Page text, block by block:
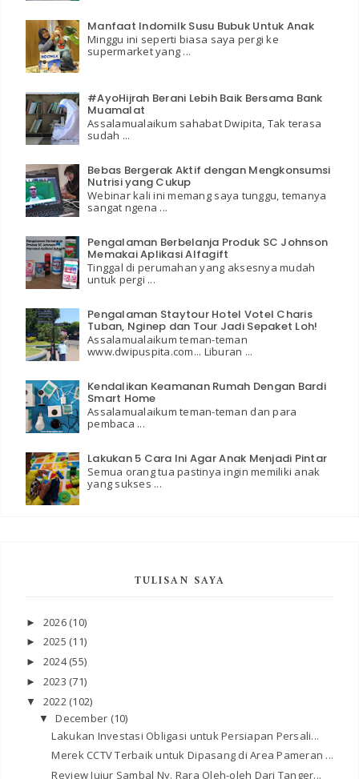
Manfaat Indomilk Susu Bubuk Untuk Anak
Minggu ini seperti biasa saya pergi ke
supermarket yang ...
#AyoHijrah Berani Lebih Baik Bersama Bank
Muamalat
Assalamualaikum sahabat Dwipita, Tak terasa
sudah ...
Bebas Bergerak Aktif dengan Mengkonsumsi
Nutrisi yang Cukup
Webinar kali ini memang saya tunggu, temanya
sangat ngena ...
Pengalaman Berbelanja Produk SC Johnson
Memakai Aplikasi Alfagift
Tinggal di perumahan yang aksesnya mudah
untuk pergi ...
Pengalaman Staytour Hotel Votel Charis
Tuban, Nginep dan Tour Jadi Sepaket Loh!
Assalamualaikum teman-teman
www.dwipuspita.com... Liburan ...
Kendalikan Keamanan Rumah Dengan Bardi
Smart Home
Assalamualaikum teman-teman dan para
pembaca ...
Lakukan 5 Cara Ini Agar Anak Menjadi Pintar
Semua orang tua pastinya ingin memiliki anak
yang sukses ...
TULISAN SAYA
► 2026 (10)
► 2025 (11)
► 2024(55)
► 2023 (71)
▼ 2022 (102)
▼December (10)
Lakukan Investasi Obligasi untuk Persiapan Persali...
Merek CCTV Terbaik untuk Dipasang di Area Pameran ...
Review Jujur Sambal Ny. Rara Oleh-oleh Dari Tanger...